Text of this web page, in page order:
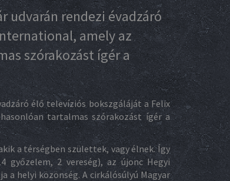
udvarán rendezi évadzáró
amely az
szórakozást ígér a
élő televíziós bokszgáláját a Felix
tartalmas szórakozást ígér a
a térségben születtek, vagy élnek. Így
győzelem, 2 vereség), az újonc Hegyi
helyi közönség. A cirkálósúlyú Magyar